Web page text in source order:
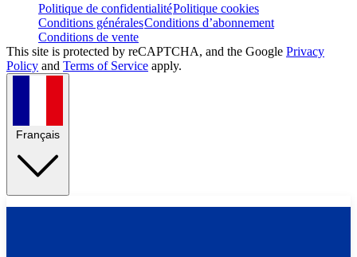
Politique de confidentialitéPolitique cookies
Conditions généralesConditions d’abonnement
Conditions de vente
This site is protected by reCAPTCHA, and the Google Privacy
Policy and Terms of Service apply.
Français